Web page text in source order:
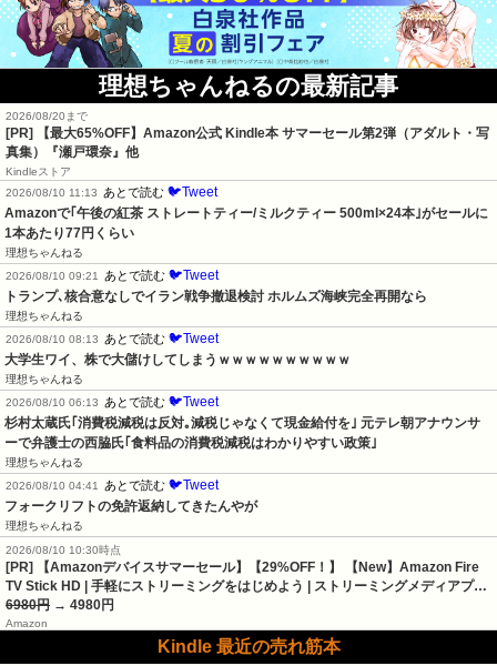
理想ちゃんねるの最新記事
2026/08/20まで
[PR]
【最大65%OFF】Amazon公式 Kindle本 サマーセール第2弾（アダルト・写
真集）『瀬戸環奈』他
Kindleストア
2026/08/10 11:13 あとで読む 🐦Tweet
Amazonで｢午後の紅茶 ストレートティー/ミルクティー 500ml×24本｣がセールに
1本あたり77円くらい
理想ちゃんねる
2026/08/10 09:21 あとで読む 🐦Tweet
トランプ､核合意なしでイラン戦争撤退検討 ホルムズ海峡完全再開なら
理想ちゃんねる
2026/08/10 08:13 あとで読む 🐦Tweet
大学生ワイ、株で大儲けしてしまうｗｗｗｗｗｗｗｗｗｗ
理想ちゃんねる
2026/08/10 06:13 あとで読む 🐦Tweet
杉村太蔵氏｢消費税減税は反対｡減税じゃなくて現金給付を｣ 元テレ朝アナウンサ
ーで弁護士の西脇氏｢食料品の消費税減税はわかりやすい政策｣
理想ちゃんねる
2026/08/10 04:41 あとで読む 🐦Tweet
フォークリフトの免許返納してきたんやが
理想ちゃんねる
2026/08/10 10:30時点
[PR] 【Amazonデバイスサマーセール】【29%OFF！】 【New】Amazon Fire
TV Stick HD | 手軽にストリーミングをはじめよう | ストリーミングメディアプ…
6980円 → 4980円
Amazon
Kindle 最近の売れ筋本